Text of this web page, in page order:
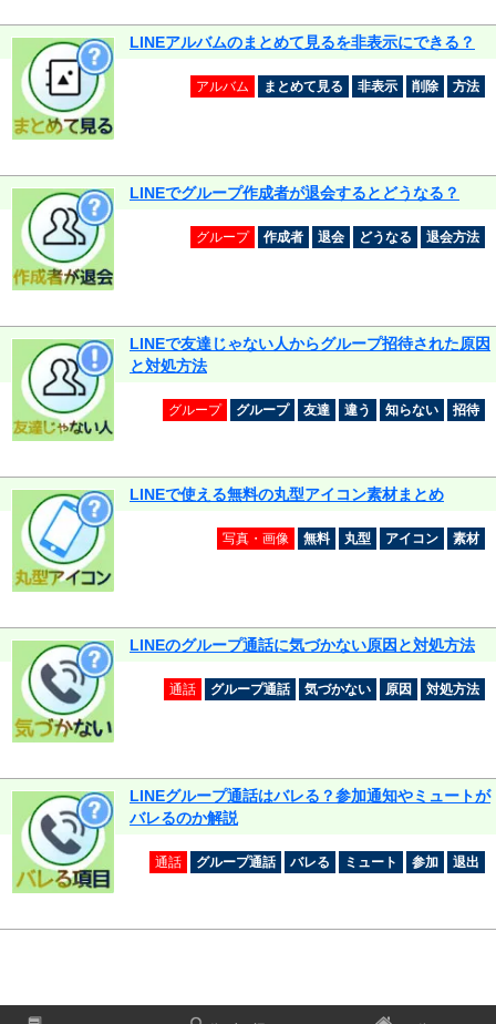
LINEアルバムのまとめて見るを非表示にできる？
アルバム まとめて見る 非表示 削除 方法
LINEでグループ作成者が退会するとどうなる？
グループ 作成者 退会 どうなる 退会方法
LINEで友達じゃない人からグループ招待された原因
と対処方法
グループ グループ 友達 違う 知らない 招待
LINEで使える無料の丸型アイコン素材まとめ
写真・画像 無料 丸型 アイコン 素材
LINEのグループ通話に気づかない原因と対処方法
通話 グループ通話 気づかない 原因 対処方法
LINEグループ通話はバレる？参加通知やミュートが
バレるのか解説
通話 グループ通話 バレる ミュート 参加 退出